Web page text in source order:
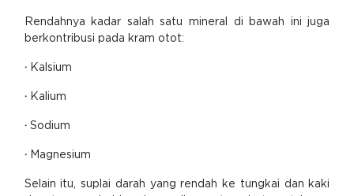
Rendahnya kadar salah satu mineral di bawah ini juga
berkontribusi pada kram otot:
· Kalsium
· Kalium
· Sodium
· Magnesium
Selain itu, suplai darah yang rendah ke tungkai dan kaki